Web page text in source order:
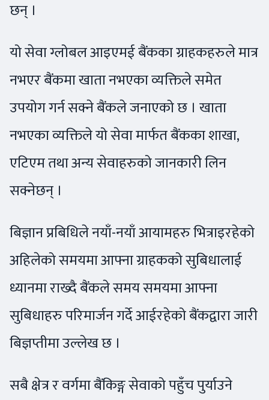
छन् ।
यो सेवा ग्लोबल आइएमई बैंकका ग्राहकहरुले मात्र
नभएर बैंकमा खाता नभएका व्यक्तिले समेत
उपयोग गर्न सक्ने बैंकले जनाएको छ । खाता
नभएका व्यक्तिले यो सेवा मार्फत बैंकका शाखा,
एटिएम तथा अन्य सेवाहरुको जानकारी लिन
सक्नेछन् ।
बिज्ञान प्रबिधिले नयाँ-नयाँ आयामहरु भित्राइरहेको
अहिलेको समयमा आफ्ना ग्राहकको सुबिधालाई
ध्यानमा राख्दै बैंकले समय समयमा आफ्ना
सुबिधाहरु परिमार्जन गर्दे आईरहेको बैंकद्वारा जारी
बिज्ञप्तीमा उल्लेख छ ।
सबै क्षेत्र र वर्गमा बैंकिङ्ग सेवाको पहुँच पुर्याउने